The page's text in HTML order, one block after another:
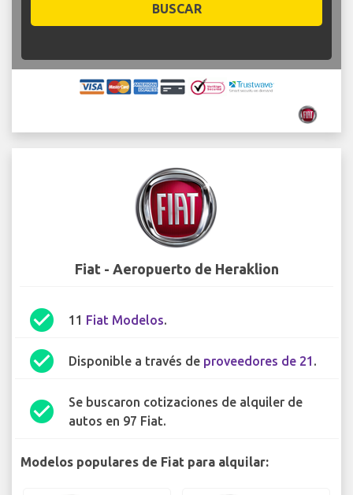
BUSCAR
Fiat - Aeropuerto de Heraklion
check_circle 11 Fiat Modelos.
check_circle Disponible a través de proveedores de 21 .
check_circle
Se buscaron cotizaciones de alquiler de
autos en 97 Fiat.
Modelos populares de Fiat para alquilar: